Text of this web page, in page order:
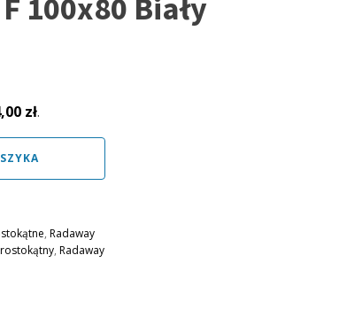
100x80 Biały
zł.
, Radaway
, Radaway